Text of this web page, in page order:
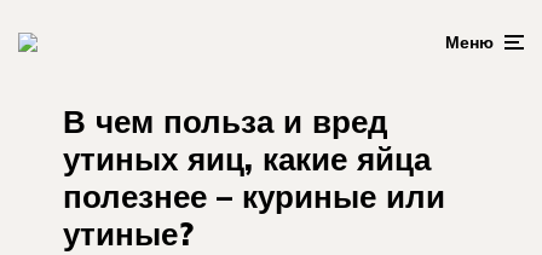
Меню
В чем польза и вред
утиных яиц, какие яйца
полезнее – куриные или
утиные?